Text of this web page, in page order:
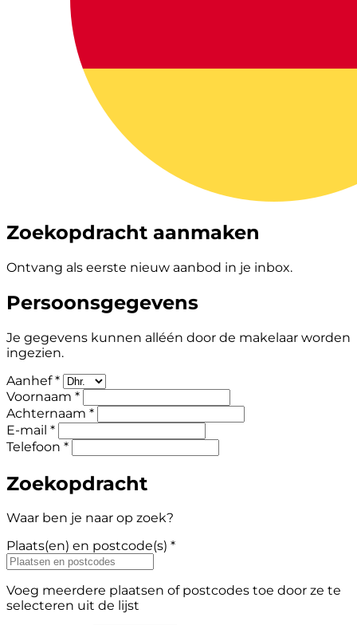
Zoekopdracht aanmaken
Ontvang als eerste nieuw aanbod in je inbox.
Persoonsgegevens
Je gegevens kunnen alléén door de makelaar worden
ingezien.
Aanhef *
Voornaam *
Achternaam *
E-mail *
Telefoon *
Zoekopdracht
Waar ben je naar op zoek?
Plaats(en) en postcode(s) *
Voeg meerdere plaatsen of postcodes toe door ze te
selecteren uit de lijst